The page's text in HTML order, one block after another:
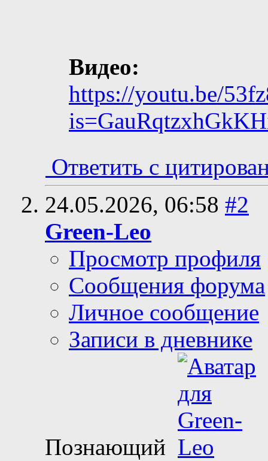
Видео:
https://youtu.be/
Ответить с
24.05.2026, 06:58 #2
Green-Leo
Просмотр профиля
Сообщения форума
Личное сообщение
Записи в дневнике
Познающий